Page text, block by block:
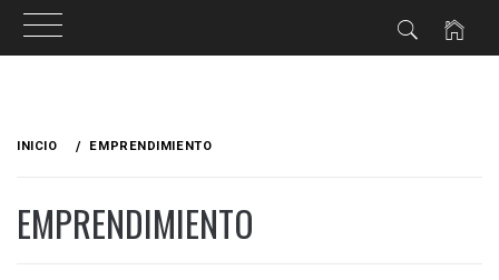
INICIO EMPRENDIMIENTO
EMPRENDIMIENTO